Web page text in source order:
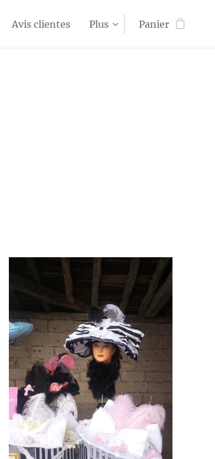
Avis clientes Plus Panier